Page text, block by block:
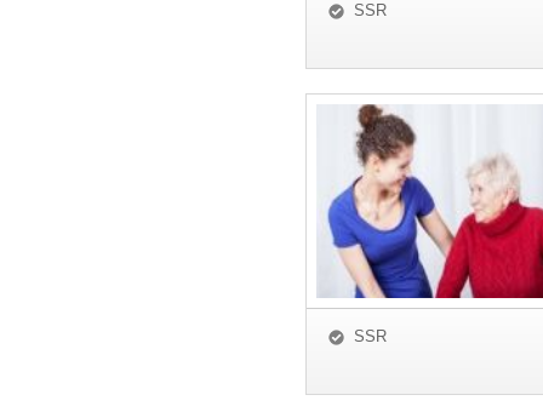
SSR
SSR